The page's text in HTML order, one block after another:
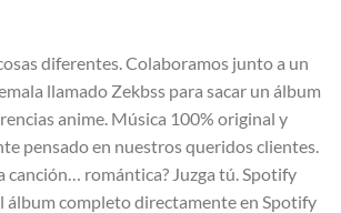
diferentes. Colaboramos junto a un
llamado Zekbss para sacar un álbum
anime. Música 100% original y
pensado en nuestros queridos clientes.
canción… romántica? Juzga tú. Spotify
álbum completo directamente en Spotify